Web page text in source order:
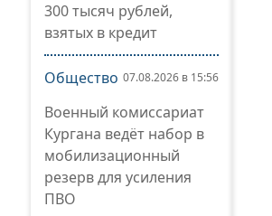
300 тысяч рублей,
взятых в кредит
Общество 07.08.2026 в 15:56
Военный комиссариат
Кургана ведёт набор в
мобилизационный
резерв для усиления
ПВО